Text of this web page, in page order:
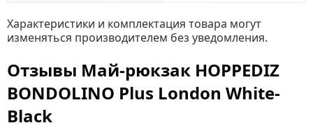
Характеристики и комплектация товара могут
изменяться производителем без уведомления.
Отзывы Май-рюкзак HOPPEDIZ
BONDOLINO Plus London White-
Black